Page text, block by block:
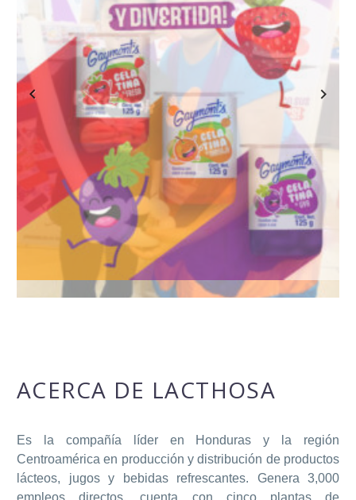
Previous Next
Centroamérica en producción y distribución de productos
lácteos, jugos y bebidas refrescantes. Genera 3,000
empleos directos, cuenta con cinco plantas de